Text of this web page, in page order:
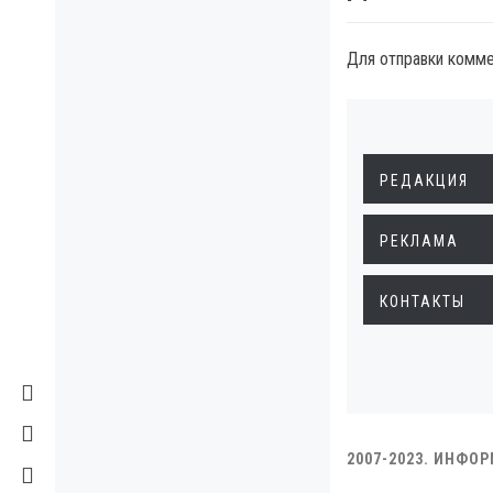
Для отправки
РЕДАКЦИЯ
РЕКЛАМА
КОНТАКТЫ
2007-2023.